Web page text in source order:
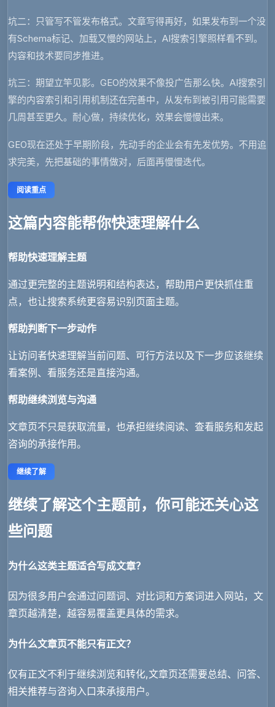
坑二：只管写不管发布格式。文章写得再好，如果发布到一个没
有Schema标记、加载又慢的网站上，AI搜索引擎照样看不到。
内容和技术要同步推进。
坑三：期望立竿见影。GEO的效果不像投广告那么快。AI搜索引
擎的内容索引和引用机制还在完善中，从发布到被引用可能需要
几周甚至更久。耐心做，持续优化，效果会慢慢出来。
GEO现在还处于早期阶段，先动手的企业会有先发优势。不用追
求完美，先把基础的事情做对，后面再慢慢迭代。
阅读重点
这篇内容能帮你快速理解什么
帮助快速理解主题
通过更完整的主题说明和结构表达，帮助用户更快抓住重
点，也让搜索系统更容易识别页面主题。
帮助判断下一步动作
让访问者快速理解当前问题、可行方法以及下一步应该继续
看案例、看服务还是直接沟通。
帮助继续浏览与沟通
文章页不只是获取流量，也承担继续阅读、查看服务和发起
咨询的承接作用。
继续了解
继续了解这个主题前，你可能还关心这
些问题
为什么这类主题适合写成文章？
因为很多用户会通过问题词、对比词和方案词进入网站，文
章页越清楚，越容易覆盖更具体的需求。
为什么文章页不能只有正文？
仅有正文不利于继续浏览和转化,文章页还需要总结、问答、
相关推荐与咨询入口来承接用户。